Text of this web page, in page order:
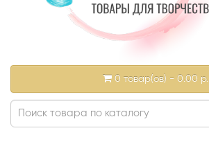
0 товар(ов) - 0.00 р.